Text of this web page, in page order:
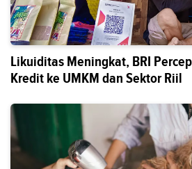
Likuiditas Meningkat, BRI
Kredit ke UMKM dan Sektor Riil